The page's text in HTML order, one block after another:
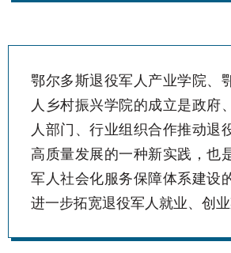
鄂尔多斯退役军人产业学院、
人乡村振兴学院的成立是政府
人部门、行业组织合作推动退
高质量发展的一种新实践，也
军人社会化服务保障体系建设
进一步拓宽退役军人就业、创业